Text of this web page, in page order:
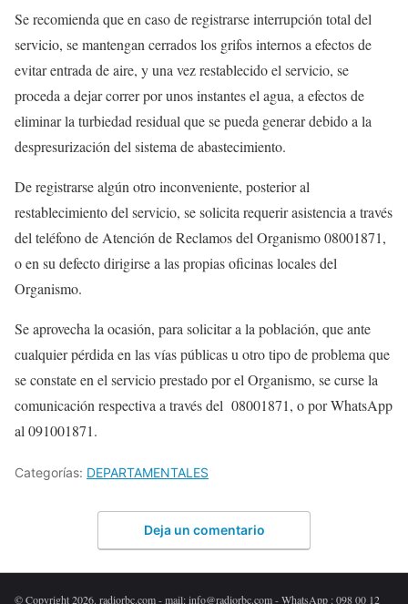
Se recomienda que en caso de registrarse interrupción total del
servicio, se mantengan cerrados los grifos internos a efectos de
evitar entrada de aire, y una vez restablecido el servicio, se
proceda a dejar correr por unos instantes el agua, a efectos de
eliminar la turbiedad residual que se pueda generar debido a la
despresurización del sistema de abastecimiento.
De registrarse algún otro inconveniente, posterior al
restablecimiento del servicio, se solicita requerir asistencia a través
del teléfono de Atención de Reclamos del Organismo 08001871,
o en su defecto dirigirse a las propias oficinas locales del
Organismo.
Se aprovecha la ocasión, para solicitar a la población, que ante
cualquier pérdida en las vías públicas u otro tipo de problema que
se constate en el servicio prestado por el Organismo, se curse la
comunicación respectiva a través del 08001871, o por WhatsApp
al 091001871.
Categorías: DEPARTAMENTALES
Deja un comentario
© Copyright 2026. radiorbc.com - mail: info@radiorbc.com - WhatsApp : 098 00 12